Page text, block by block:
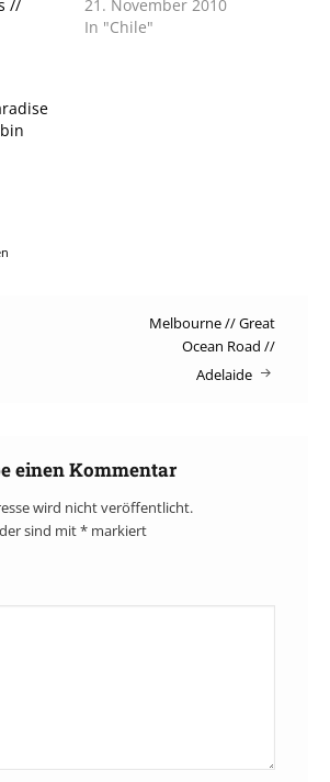
//
21. November 2010
In "Chile"
Melbourne // Great
Ocean Road //
Adelaide
einen Kommentar
wird nicht veröffentlicht.
sind mit* markiert